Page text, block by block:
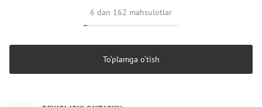
6 dan 162 mahsulotlar
To‘plamga o‘tish